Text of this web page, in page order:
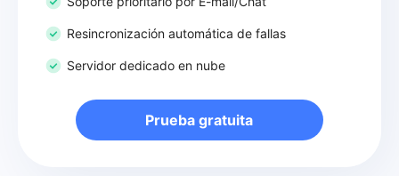
Resincronización automática de fallas
Servidor dedicado en nube
Prueba gratuita